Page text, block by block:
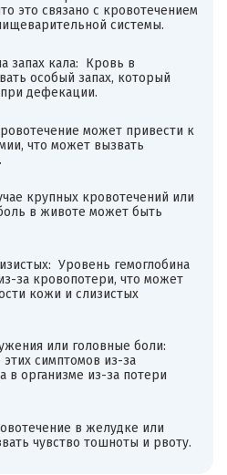
это связано с кровотечением
системы.
запах кала: Кровь в
особый запах, который
дефекации.
может привести к
что может вызвать
крупных кровотечений или
в животе может быть
Уровень гемоглобина
за кровопотери, что может
кожи и слизистых
или головные боли:
симптомов из-за
в организме из-за потери
в желудке или
чувство тошноты и рвоту.